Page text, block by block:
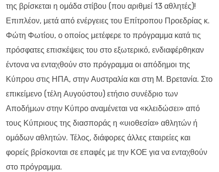
της βρίσκεται η ομάδα στίβου (που αριθμεί 13 αθλητές)!
Επιπλέον, μετά από ενέργειες του Επίτροπου Προεδρίας κ.
Φώτη Φωτίου, ο οποίος μετέφερε το πρόγραμμα κατά τις
πρόσφατες επισκέψεις του στο εξωτερικό, ενδιαφέρθηκαν
έντονα να ενταχθούν στο πρόγραμμα οι απόδημοι της
Κύπρου στις ΗΠΑ, στην Αυστραλία και στη Μ. Βρετανία. Στο
επικείμενο (τέλη Αυγούστου) ετήσιο συνέδριο των
Αποδήμων στην Κύπρο αναμένεται να «κλειδώσει» από
τους Κύπριους της διασποράς η «υιοθεσία» αθλητών ή
ομάδων αθλητών. Τέλος, διάφορες άλλες εταιρείες και
φορείς βρίσκονται σε επαφές με την ΚΟΕ για να ενταχθούν
στο πρόγραμμα.